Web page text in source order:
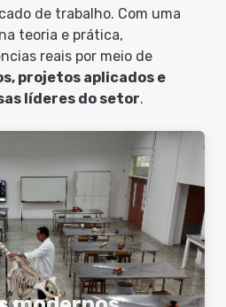
de trabalho. Com uma
teoria e prática,
reais por meio de
projetos aplicados e
líderes do setor.